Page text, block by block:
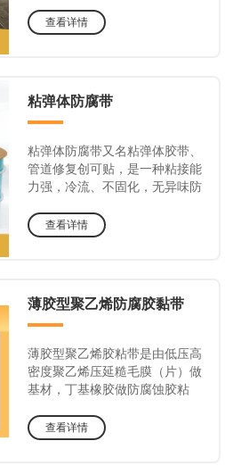
查看详情
粘弹体防腐带
粘弹体防腐带又名粘弹体胶带、
管道修复创可贴，是一种粘接能
力强，冷流、不固化，无异味防
查看详情
薄胶型聚乙烯防腐胶黏带
薄胶型聚乙烯胶粘带是由低压高
密度聚乙烯压延糙毛膜（片）做
基材，丁基橡胶做防腐蚀胶粘
工艺制成。
查看详情